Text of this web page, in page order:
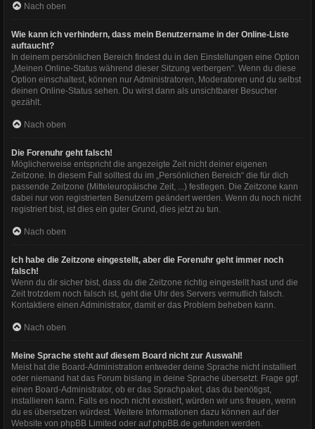
Nach oben
Wie kann ich verhindern, dass mein Benutzername in der Online-Liste
auftaucht?
In deinem persönlichen Bereich findest du in den Einstellungen eine Option
„Meinen Online-Status während dieser Sitzung verbergen“. Wenn du diese
Option einschaltest, können nur Administratoren, Moderatoren und du selbst
deinen Online-Status sehen. Du wirst dann als unsichtbarer Besucher
gezählt.
Nach oben
Die Forenuhr geht falsch!
Möglicherweise entspricht die angezeigte Zeit nicht deiner eigenen
Zeitzone. In diesem Fall solltest du im „Persönlichen Bereich“ die für dich
passende Zeitzone (Mitteleuropäische Zeit, ...) festlegen. Die Zeitzone kann
dabei nur von registrierten Benutzern geändert werden. Wenn du noch nicht
registriert bist, ist dies ein guter Grund, dies jetzt zu tun.
Nach oben
Ich habe die Zeitzone eingestellt, aber die Forenuhr geht immer noch
falsch!
Wenn du dir sicher bist, dass du die Zeitzone richtig eingestellt hast und die
Zeit trotzdem noch falsch ist, geht die Uhr des Servers vermutlich falsch.
Kontaktiere einen Administrator, damit er das Problem beheben kann.
Nach oben
Meine Sprache steht auf diesem Board nicht zur Auswahl!
Meist hat die Board-Administration entweder deine Sprache nicht installiert
oder niemand hat das Forum bislang in deine Sprache übersetzt. Frage ggf.
einen Board-Administrator, ob er das Sprachpaket, das du benötigst,
installieren kann. Falls es noch nicht existiert, würden wir uns freuen, wenn
du es übersetzen würdest. Weitere Informationen dazu können auf der
Website von phpBB Limited oder auf phpBB.de gefunden werden.